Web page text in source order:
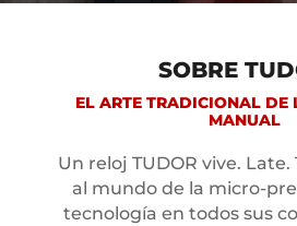
CARACTERISTICAS
anodizado negro mate con escala
MARCA: TUDOR
SOBRE
EL ARTE TRADICIONAL DE
MANUAL
Un reloj TUDOR vive.
al mundo de la micro-
tecnología en todos sus